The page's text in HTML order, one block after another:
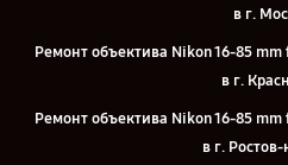
в г.
Ремонт объектива Nikon 16-85 mm
в г.
Ремонт объектива Nikon 16-85 mm
в г.